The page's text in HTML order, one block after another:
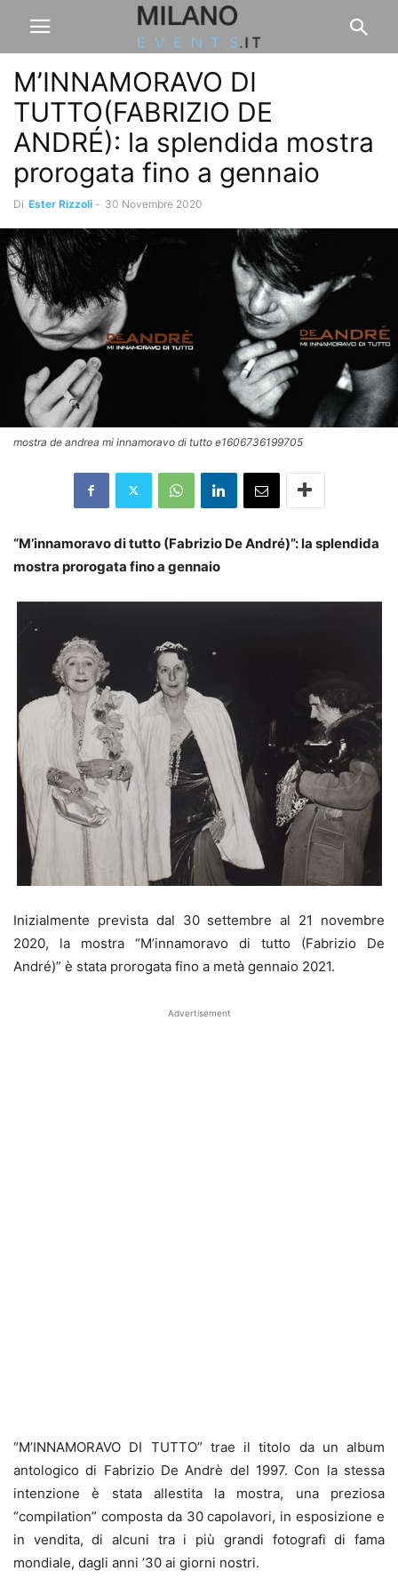
M’INNAMORAVO DI
TUTTO(FABRIZIO DE
ANDRÉ): la splendida mostra
prorogata fino a gennaio
Di Ester Rizzoli - 30 Novembre 2020
mostra de andrea mi innamoravo di tutto e1606736199705
“M’innamoravo di tutto (Fabrizio De André)”: la splendida
mostra prorogata fino a gennaio
Inizialmente prevista dal 30 settembre al 21 novembre
2020, la mostra “M’innamoravo di tutto (Fabrizio De
André)” è stata prorogata fino a metà gennaio 2021.
Advertisement
“M’INNAMORAVO DI TUTTO” trae il titolo da un album
antologico di Fabrizio De Andrè del 1997. Con la stessa
intenzione è stata allestita la mostra, una preziosa
“compilation” composta da 30 capolavori, in esposizione e
in vendita, di alcuni tra i più grandi fotografi di fama
mondiale, dagli anni ’30 ai giorni nostri.